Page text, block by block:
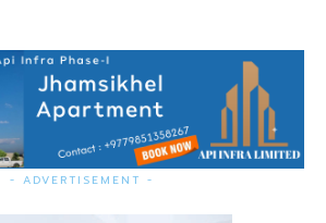
- ADVERTISEMENT -